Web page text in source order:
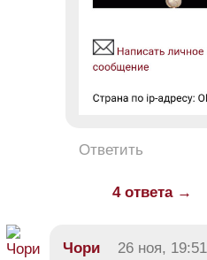
Ответить
4 ответа →
Чори 26 ноя, 19:51